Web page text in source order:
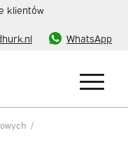
klientów
WhatsApp
/